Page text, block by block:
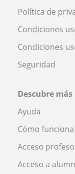
Política de
Condiciones
Condiciones
Seguridad
Descubre más
Ayuda
Cómo funciona
Acceso
Acceso a